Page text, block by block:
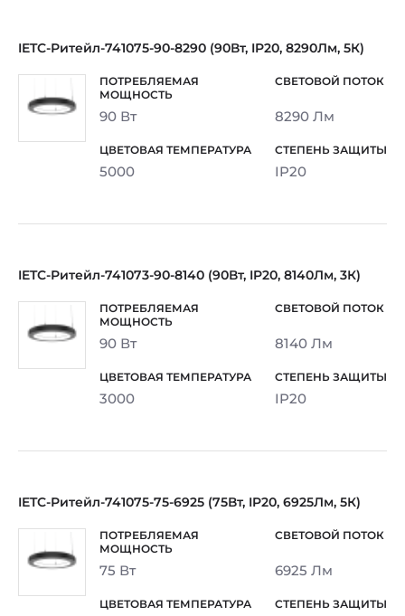
IETC-Ритейл-741075-90-8290 (90Вт, IP20, 8290Лм, 5К)
90 Вт 8290 Лм
5000 IP20
IETC-Ритейл-741073-90-8140 (90Вт, IP20, 8140Лм, 3К)
90 Вт 8140 Лм
3000 IP20
IETC-Ритейл-741075-75-6925 (75Вт, IP20, 6925Лм, 5К)
75 Вт 6925 Лм